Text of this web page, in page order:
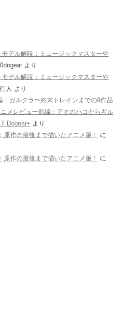
デル解説：ミュージックマスターや
より
デル解説：ミュージックマスターや
人 より
ガルクラ〜終末トレインまでの9作品
メレビュー前編：アオのハコからギル
Dogear+ より
作の最後まで描いたアニメ版！
に
作の最後まで描いたアニメ版！
に